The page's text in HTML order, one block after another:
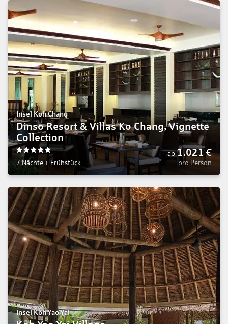
Insel Koh Chang
Dinso Resort & Villas Ko Chang, Vignette
Collection
5
7 Nächte + Frühstück
ab 1.021€
pro Person
Insel Koh Yao Yai